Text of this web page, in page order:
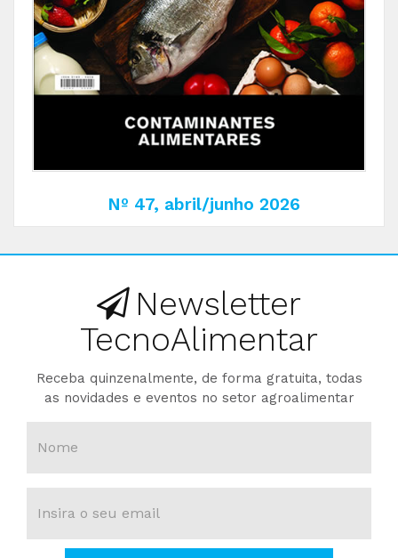
Nº 47, abril/junho 2026
Newsletter
TecnoAlimentar
Receba quinzenalmente, de forma gratuita, todas
as novidades e eventos no setor agroalimentar